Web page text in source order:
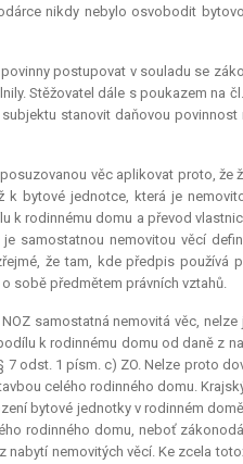
nikdy nebylo osvobodit
postupovat v souladu se
Stěžovatel dále s poukazem na
stanovit daňovou
věc aplikovat proto,
k bytové jednotce, která je
k rodinnému domu a převod
samostatnou nemovitou věcí
že tam, kde předpis používá
sobě předmětem právních vztahů.
samostatná nemovitá věc,
k rodinnému domu od daně z
odst. 1 písm. c) ZO. Nelze proto
celého rodinného domu.
bytové jednotky v rodinném
rodinného domu, neboť
nemovitých věcí. Ke zcela